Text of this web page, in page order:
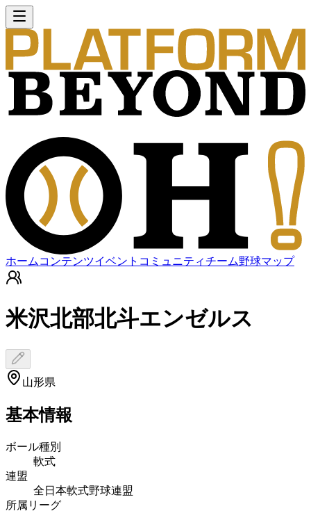
ホーム コンテンツイベント コミュニティチーム野球マップ
米沢北部北斗エンゼルス
山形県
基本情報
ボール種別
軟式
連盟
全日本軟式野球連盟
所属リーグ